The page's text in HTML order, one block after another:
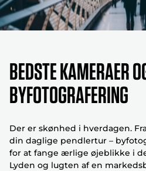
Bedste kameraer
byfotografering
Der er skønhed i hverdagen.
din daglige pendlertur –
for at fange ærlige øjeblikke i
Lyden og lugten af en